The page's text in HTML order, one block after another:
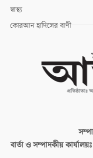
স্বাস্থ্য
কোরআন হাদিসের বাণী
বার্তা ও সম্পাদকীয় কার্যালয়ঃ